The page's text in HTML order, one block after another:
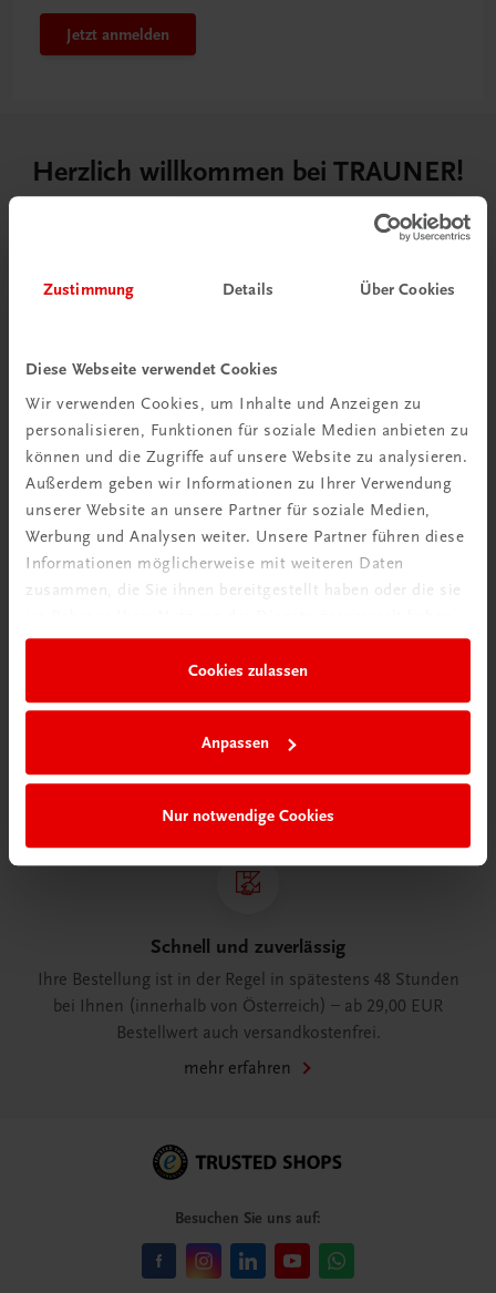
Zustimmung Details Über Cookies
Diese Webseite verwendet Cookies
Wir verwenden Cookies, um Inhalte und Anzeigen zu
personalisieren, Funktionen für soziale Medien anbieten zu
können und die Zugriffe auf unsere Website zu analysieren.
Außerdem geben wir Informationen zu Ihrer Verwendung
unserer Website an unsere Partner für soziale Medien,
Werbung und Analysen weiter. Unsere Partner führen diese
Informationen möglicherweise mit weiteren Daten
zusammen, die Sie ihnen bereitgestellt haben oder die sie
Cookies zulassen
Anpassen
Nur notwendige Cookies
Jetzt anmelden
Herzlich willkommen bei TRAUNER!
75 Mitarbeiterinnen und Mitarbeitern, die eines verbindet:
Begeisterung für unsere Produkte.
mehr erfahren
Wir sind gerne für Sie da
Österreich/Austria
Tel.:+43 732 778241
buchservice@trauner.at
+43 664 88 58 69 41
Schnell und zuverlässig
Ihre Bestellung ist in der Regel in spätestens 48 Stunden
bei Ihnen (innerhalb von Österreich) – ab 29,00 EUR
Bestellwert auch versandkostenfrei.
mehr erfahren
Besuchen Sie uns auf: